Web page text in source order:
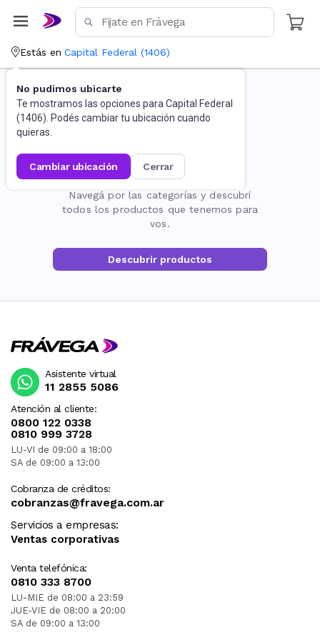
Estás en Capital Federal (1406)
No pudimos ubicarte
Te mostramos las opciones para Capital Federal
(1406). Podés cambiar tu ubicación cuando
quieras.
cambiar ubicación cerrar
La página no existe
Navegá por las categorías y descubrí
todos los productos que tenemos para
vos.
Descubrir productos
Atención al cliente:
0800 122 0338
0810 999 3728
LU-VI de 09:00 a 18:00
SA de 09:00 a 13:00
Cobranza de créditos:
cobranzas@fravega.com.ar
Servicios a empresas:
Ventas corporativas
Venta telefónica:
0810 333 8700
LU-MIE de 08:00 a 23:59
JUE-VIE de 08:00 a 20:00
SA de 09:00 a 13:00
Asistente virtual
11 2855 5086